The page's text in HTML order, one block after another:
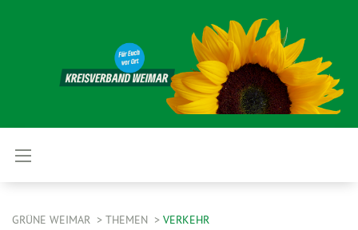
GRÜNE WEIMAR THEMEN VERKEHR